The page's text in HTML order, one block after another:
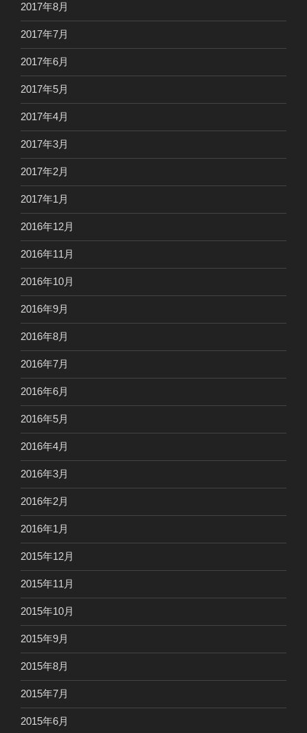
2017年8月
2017年7月
2017年6月
2017年5月
2017年4月
2017年3月
2017年2月
2017年1月
2016年12月
2016年11月
2016年10月
2016年9月
2016年8月
2016年7月
2016年6月
2016年5月
2016年4月
2016年3月
2016年2月
2016年1月
2015年12月
2015年11月
2015年10月
2015年9月
2015年8月
2015年7月
2015年6月